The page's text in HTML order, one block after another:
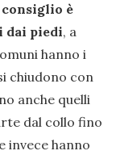
è
dai piedi, a
hanno i
chiudono con
anche quelli
dal collo fino
invece hanno